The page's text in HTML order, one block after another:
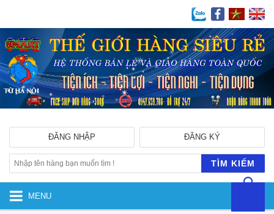
ĐĂNG KÝ
ĐĂNG NHẬP
TÌM KIẾM
MENU